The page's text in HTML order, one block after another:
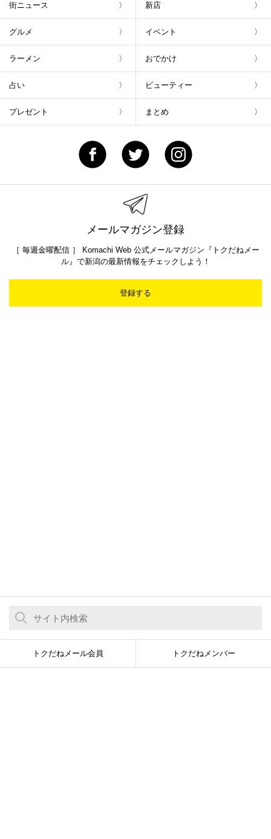
街ニュース 新店
グルメ イベント
ラーメン おでかけ
占い ビューティー
プレゼント まとめ
メールマガジン登録
［ 毎週金曜配信 ］ Komachi Web 公式メールマガジン『トクだねメー
ル』で新潟の最新情報をチェックしよう！
登録する
トクだねメール会員 トクだねメンバー